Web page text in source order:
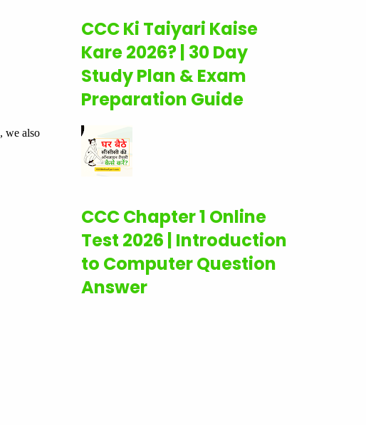
, we also
CCC Ki Taiyari Kaise
Kare 2026? | 30 Day
Study Plan & Exam
Preparation Guide
CCC Chapter 1 Online
Test 2026 | Introduction
to Computer Question
Answer